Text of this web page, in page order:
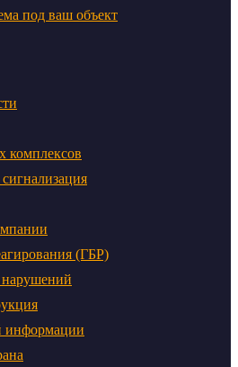
под ваш объект
комплексов
(ГБР)
информации